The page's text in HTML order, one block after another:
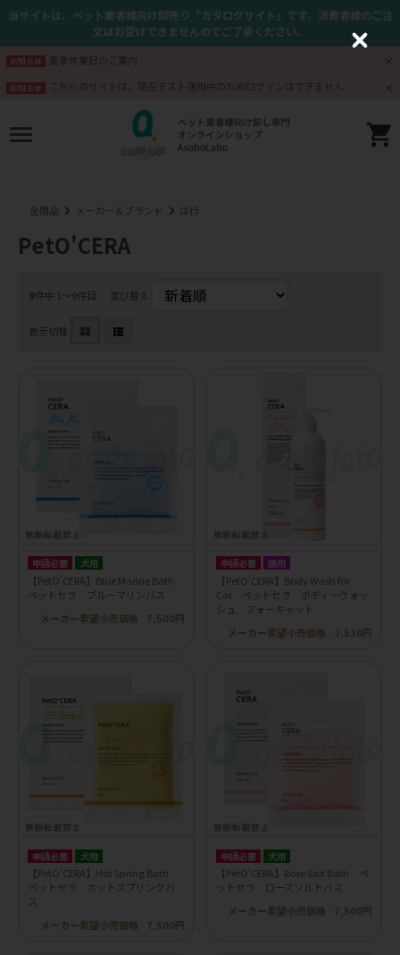
当サイトは、ペット業者様向け卸売り「カタログサイト」です。消費者様のご注
文はお受けできませんのでご了承ください。
お知らせ 夏季休業日のご案内
お知らせ こちらのサイトは、現在テスト運用中のためログインはできません
全商品 メーカー＆ブランド は行
PetO'CERA
9件中 1〜9件目 並び替え
表示切替
申請必要 犬用
【PetO'CERA】Blue Marine Bath
ペットセラ ブルーマリンバス
メーカー希望小売価格
7,500円
申請必要 猫用
【PetO'CERA】Body Wash for
Cat ペットセラ ボディーウォッ
シュ フォーキャット
メーカー希望小売価格
2,530円
申請必要 犬用
【PetO'CERA】Hot Spring Bath
ペットセラ ホットスプリングバ
ス
メーカー希望小売価格
7,500円
申請必要 犬用
【PetO'CERA】Rose Salt Bath ペ
ットセラ ローズソルトバス
メーカー希望小売価格
7,500円
C